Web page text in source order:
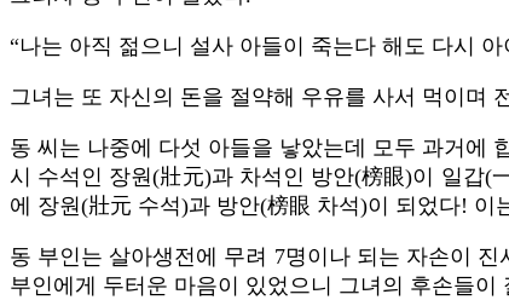
“나는 아직 젊으니 설사 아들이 죽는다 해도 다시
그녀는 또 자신의 돈을 절약해 우유를 사서 먹이며
동 씨는 나중에 다섯 아들을 낳았는데 모두 과거에
시 수석인 장원(壯元)과 차석인 방안(榜眼)이 일갑(
에 장원(壯元 수석)과 방안(榜眼 차석)이 되었다! 이
동 부인는 살아생전에 무려 7명이나 되는 자손이
부인에게 두터운 마음이 있었으니 그녀의 후손들이